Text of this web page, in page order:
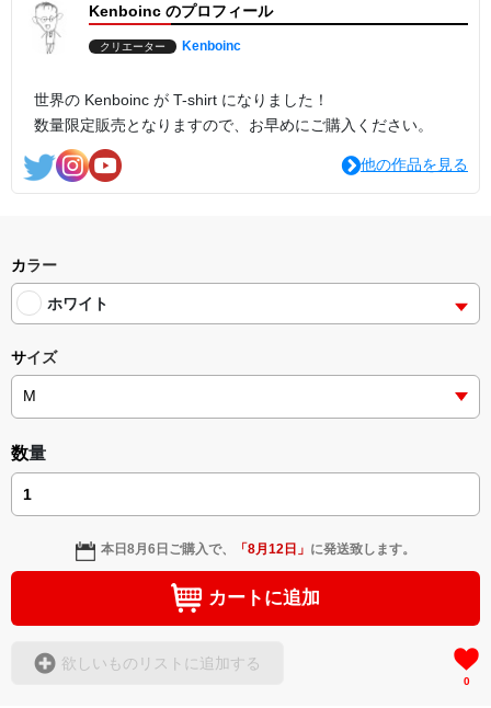
Kenboinc のプロフィール
クリエーター Kenboinc
世界の Kenboinc が T-shirt になりました！
数量限定販売となりますので、お早めにご購入ください。
他の作品を見る
カラー
ホワイト
サイズ
数量
本日8月6日 ご購入で、 「8月12日 」 に発送致します。
カートに追加
欲しいものリストに追加する
0